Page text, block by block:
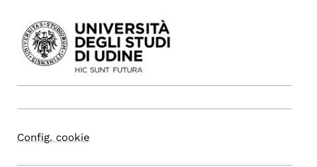
Config. cookie